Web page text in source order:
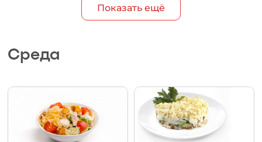
Показать ещё
Среда